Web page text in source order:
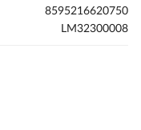
8595216620750
LM32300008